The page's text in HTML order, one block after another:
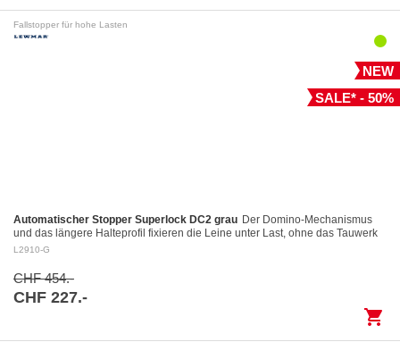
Fallstopper für hohe Lasten
NEW
SALE* - 50%
Automatischer Stopper Superlock DC2 grau Der Domino-Mechanismus
und das längere Halteprofil fixieren die Leine unter Last, ohne das Tauwerk
aufzuscheuern Kontrolliertes Fieren: Das…
L2910-G
CHF 454.-
CHF 227.-
shopping_cart